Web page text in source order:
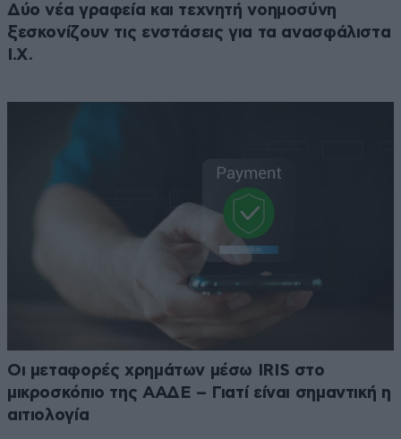
Δύο νέα γραφεία και τεχνητή νοημοσύνη
ξεσκονίζουν τις ενστάσεις για τα ανασφάλιστα
Ι.Χ.
Οι μεταφορές χρημάτων μέσω IRIS στο
μικροσκόπιο της ΑΑΔΕ – Γιατί είναι σημαντική η
αιτιολογία